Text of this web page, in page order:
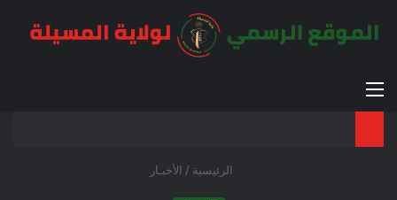
القائمة
الرئيسية / الأخبـار